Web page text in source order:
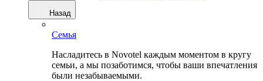
Назад
Семья
Насладитесь в Novotel каждым моментом в кругу
семьи, а мы позаботимся, чтобы ваши впечатления
были незабываемыми.